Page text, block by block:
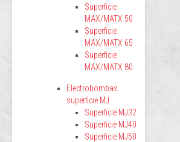
Superficie
MAX/MATX 50
Superficie
MAX/MATX 65
Superficie
MAX/MATX 80
Electrobombas
superficie MJ
Superficie MJ32
Superficie MJ40
Superficie MJ50